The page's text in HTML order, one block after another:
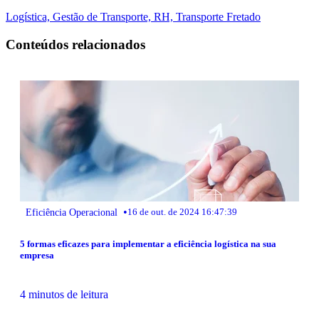
Logística, Gestão de Transporte, RH, Transporte Fretado
Conteúdos relacionados
Eficiência Operacional •16 de out. de 2024 16:47:39
5 formas eficazes para implementar a eficiência logística na sua
empresa
4 minutos de leitura